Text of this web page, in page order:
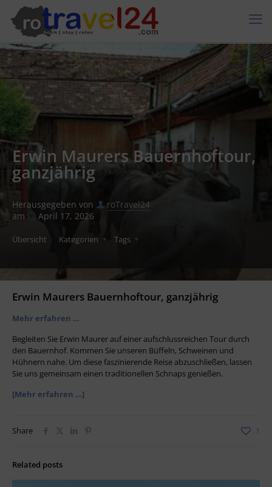
Erwin Maurers Bauernhoftour,
ganzjährig
Herausgegeben von
roTravel24
am
April 17, 2026
Übersicht Kategorien Tags
Erwin Maurers Bauernhoftour, ganzjährig
Mehr erfahren …
Begleiten Sie Erwin Maurer auf einer aufschlussreichen Tour durch
den Bauernhof. Kommen Sie unseren Büffeln, Schweinen und
Hühnern nahe. Um diese faszinierende Reise abzuschließen, lassen
Sie uns gemeinsam einen traditionellen Schnaps genießen.
[Mehr erfahren …]
Share
Related posts